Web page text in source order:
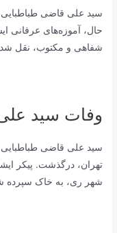
سید علی قاضی طباطبایی،
حال، آموزه‌های عرفانی
شفاهی و مکتوب، نقل
وفات سید
تهران، درگذشت. پیکر
شهر ری، به خاک سپرده